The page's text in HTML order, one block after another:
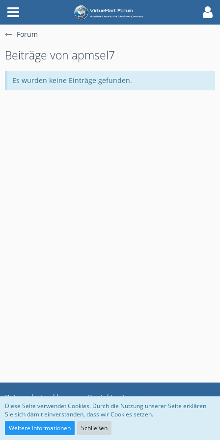
Forum
Beiträge von apmsel7
Es wurden keine Einträge gefunden.
Datenschutzerklärung Kontakt Impressum
Community-Software:
Diese Seite verwendet Cookies. Durch die Nutzung unserer Seite erklären
Sie sich damit einverstanden, dass wir Cookies setzen.
Weitere Informationen
Schließen